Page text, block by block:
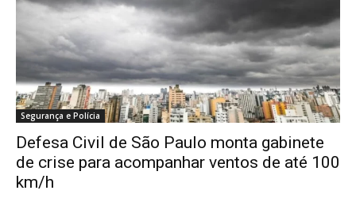
Segurança e Polícia
Defesa Civil de São Paulo monta gabinete
de crise para acompanhar ventos de até 100
km/h